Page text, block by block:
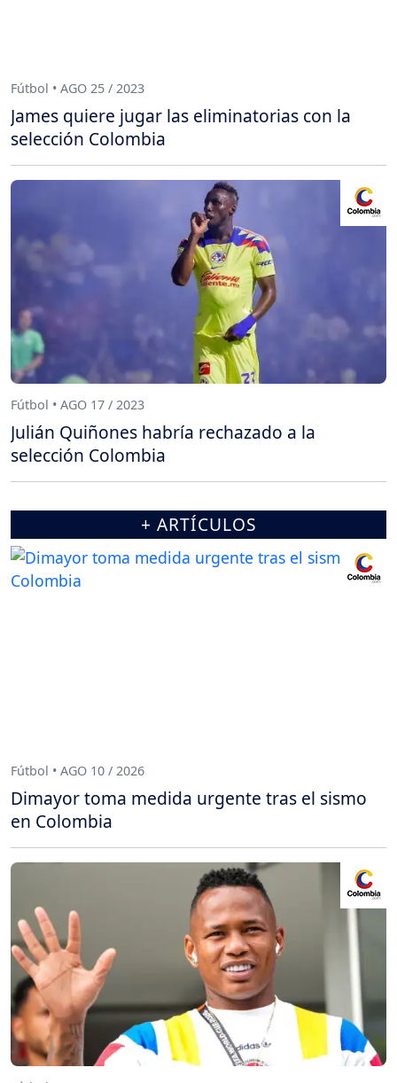
Fútbol • AGO 25 / 2023
James quiere jugar las eliminatorias con la
selección Colombia
Fútbol • AGO 17 / 2023
Julián Quiñones habría rechazado a la
selección Colombia
+ ARTÍCULOS
Fútbol • AGO 10 / 2026
Dimayor toma medida urgente tras el sismo
en Colombia